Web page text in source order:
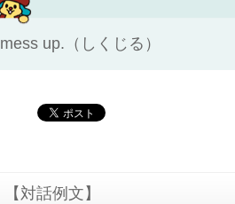
mess up.（しくじる）
【対話例文】